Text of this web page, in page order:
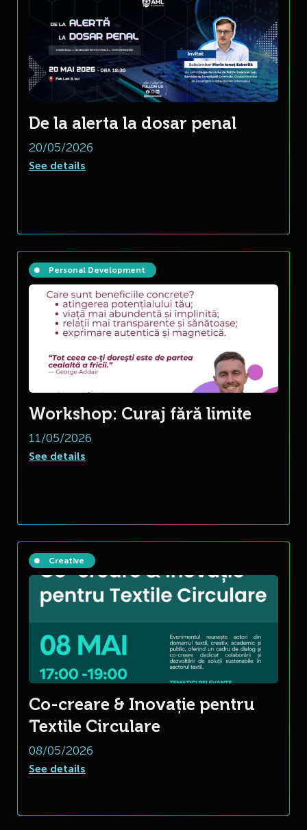
De la alerta la dosar penal
20/05/2026
See details
Personal Development
Workshop: Curaj fără limite
11/05/2026
See details
Creative
Co-creare & Inovație pentru
Textile Circulare
08/05/2026
See details